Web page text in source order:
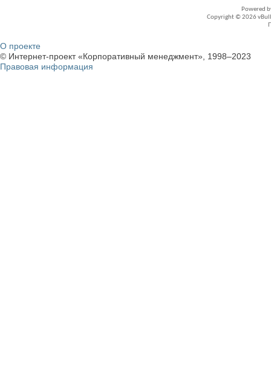
Powered
Copyright © 2026
О проекте
© Интернет-проект «Корпоративный менеджмент», 1998–2023
Правовая информация